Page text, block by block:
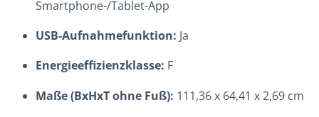
Smartphone-/Tablet-App
USB-Aufnahmefunktion: Ja
Energieeffizienzklasse: F
Maße (BxHxT ohne Fuß): 111,36 x 64,41 x 2,69 cm